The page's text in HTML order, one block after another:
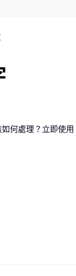
何處理？立即使用